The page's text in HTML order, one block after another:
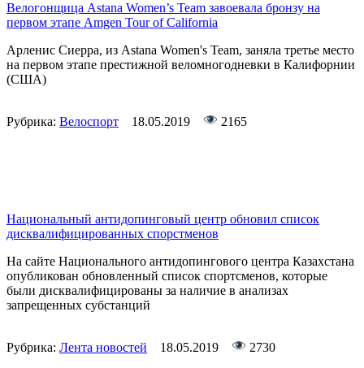
Велогонщица Astana Women’s Team завоевала бронзу на
первом этапе Amgen Tour of California
Арленис Сиерра, из Astana Women's Team, заняла третье место
на первом этапе престижной веломногодневки в Калифорнии
(США)
Рубрика: Велоспорт 18.05.2019 2165
Национальный антидопинговый центр обновил список
дисквалифицированных спорстменов
На сайте Национального антидопингового центра Казахстана
опубликован обновленный список спортсменов, которые
были дисквалифицированы за наличие в анализах
запрещенных субстанций
Рубрика: Лента новостей 18.05.2019 2730